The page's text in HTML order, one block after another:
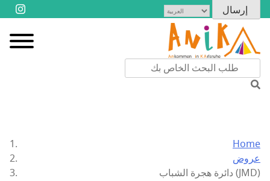
Home
عروض
دائرة هجرة الشباب (JMD)